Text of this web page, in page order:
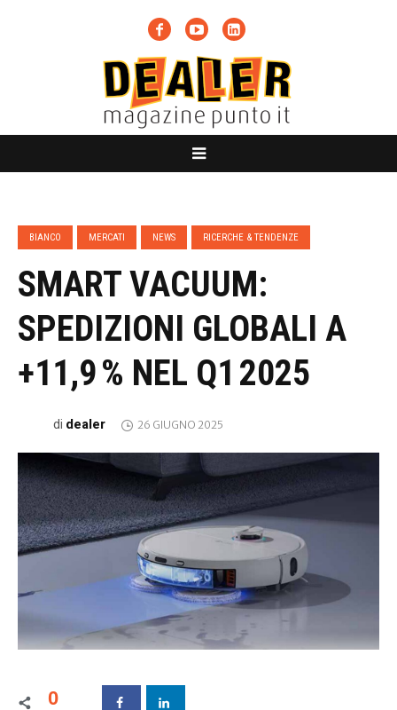
BIANCO MERCATI NEWS RICERCHE & TENDENZE
SMART VACUUM:
SPEDIZIONI GLOBALI A
+11,9 % NEL Q1 2025
di dealer 26 GIUGNO 2025
0